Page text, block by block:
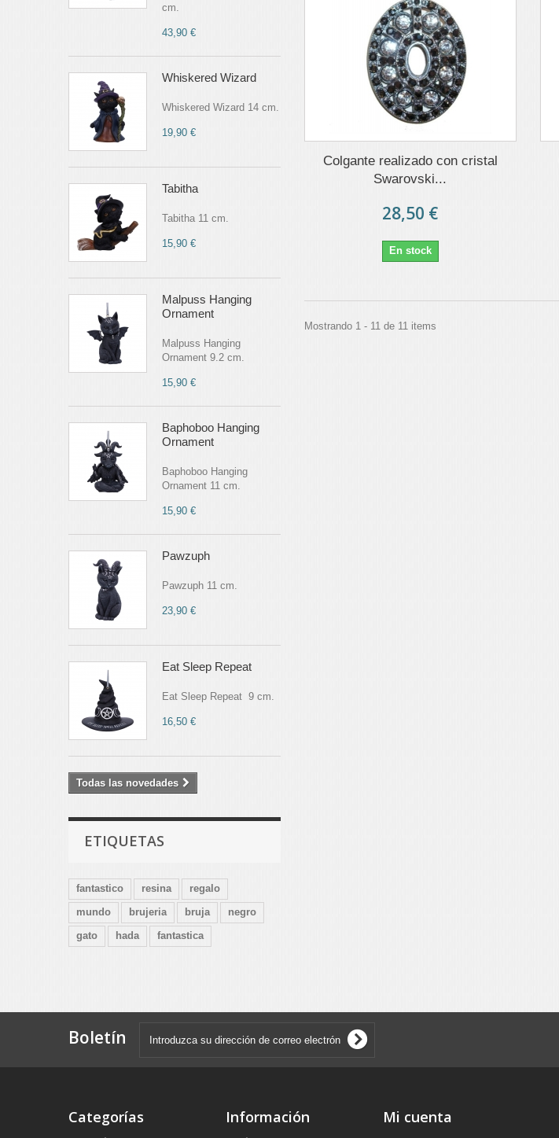
cm.
43,90 €
Whiskered Wizard
Whiskered Wizard 14 cm.
19,90 €
Tabitha
Tabitha 11 cm.
15,90 €
Malpuss Hanging
Ornament
Malpuss Hanging
Ornament 9.2 cm.
15,90 €
Baphoboo Hanging
Ornament
Baphoboo Hanging
Ornament 11 cm.
15,90 €
Pawzuph
Pawzuph 11 cm.
23,90 €
Eat Sleep Repeat
Eat Sleep Repeat 9 cm.
16,50 €
Todas las novedades
ETIQUETAS
fantastico resina
regalo
mundo
brujeria bruja
negro
gato
hada fantastica
Colgante realizado con cristal
Swarovski...
28,50 €
En stock
Mostrando 1 - 11 de 11 items
Boletín
Categorías Información Mi cuenta